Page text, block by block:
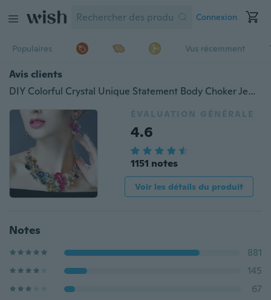
Connexion
Populaires Vus récemment
Avis clients
DIY Colorful Crystal Unique Statement Body Choker Jewelry Necklace Earrings For Women Girls
ÉVALUATION GÉNÉRALE
4.6
1151 notes
Voir les détails du produit
Notes
881
145
67